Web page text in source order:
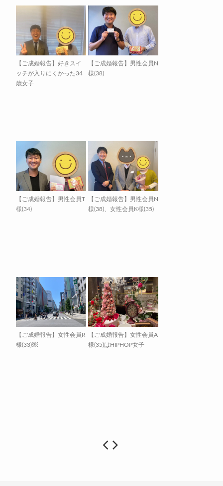
【ご成婚報告】好きスイ
ッチが入りにくかった34
歳女子
【ご成婚報告】男性会員N
様(38)
【ご成婚報告】男性会員T
様(34)
【ご成婚報告】男性会員N
様(38)、女性会員K様(35)
【ご成婚報告】女性会員R
様(33)￼
【ご成婚報告】女性会員A
様(35)はHIPHOP女子